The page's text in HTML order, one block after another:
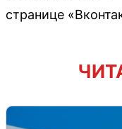
странице